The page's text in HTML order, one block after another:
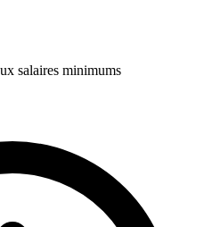
salaires minimums